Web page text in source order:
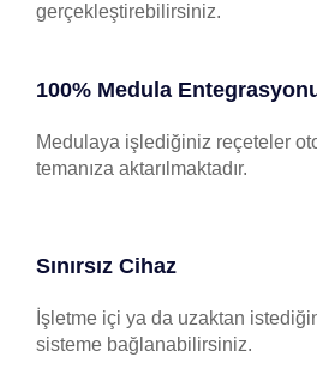
gerçekleştirebilirsiniz.
100% Medula
Medulaya işlediğiniz reçeteler
temanıza aktarılmaktadır.
Sınırsız Cihaz
İşletme içi ya da uzaktan
sisteme bağlanabilirsiniz.